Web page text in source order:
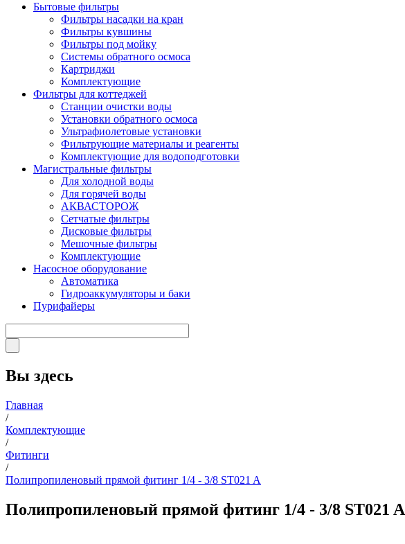
Бытовые фильтры
Фильтры насадки на кран
Фильтры кувшины
Фильтры под мойку
Системы обратного осмоса
Картриджи
Комплектующие
Фильтры для коттеджей
Станции очистки воды
Установки обратного осмоса
Ультрафиолетовые установки
Фильтрующие материалы и реагенты
Комплектующие для водоподготовки
Магистральные фильтры
Для холодной воды
Для горячей воды
АКВАСТОРОЖ
Сетчатые фильтры
Дисковые фильтры
Мешочные фильтры
Комплектующие
Насосное оборудование
Автоматика
Гидроаккумуляторы и баки
Пурифайеры
Вы здесь
Главная
/
Комплектующие
/
Фитинги
/
Полипропиленовый прямой фитинг 1/4 - 3/8 ST021 A
Полипропиленовый прямой фитинг 1/4 - 3/8 ST021 A